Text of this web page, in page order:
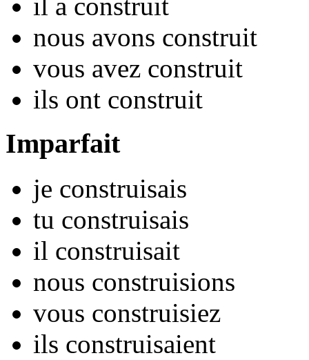
nous avons construit
vous avez construit
ils ont construit
Imparfait
je construisais
tu construisais
il construisait
nous construisions
vous construisiez
ils construisaient